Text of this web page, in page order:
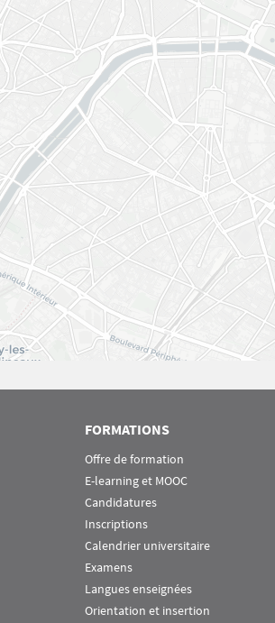
FORMATIONS
Offre de formation
E-learning et MOOC
Candidatures
Inscriptions
Calendrier universitaire
Examens
Langues enseignées
Orientation et insertion